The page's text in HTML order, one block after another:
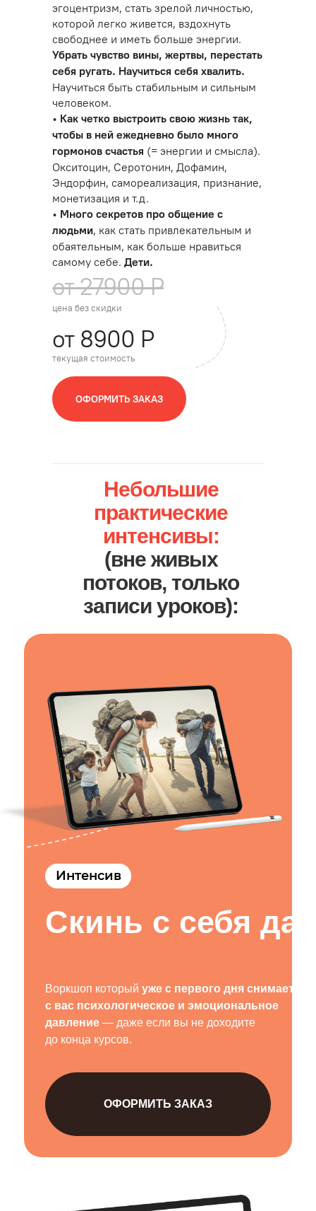
эгоцентризм, стать зрелой личностью,
которой легко живется, вздохнуть
свободнее и иметь больше энергии.
Убрать чувство вины, жертвы, перестать
себя ругать. Научиться себя хвалить.
Научиться быть стабильным и сильным
человеком.
• Как четко выстроить свою жизнь так,
чтобы в ней ежедневно было много
гормонов счастья (= энергии и смысла).
Окситоцин, Серотонин, Дофамин,
Эндорфин, самореализация, признание,
монетизация и т.д.
• Много секретов про общение с
людьми, как стать привлекательным и
обаятельным, как больше нравиться
самому себе. Дети.
ОФОРМИТЬ ЗАКАЗ
от 27900 Р
от 8900 Р
цена без скидки
текущая стоимость
Небольшие
практические
интенсивы:
(вне живых
потоков, только
записи уроков):
Скинь с себя
Воркшоп который уже с первого дня снимает
с вас психологическое и эмоциональное
давление — даже если вы не доходите
до конца курсов.
Интенсив
ОФОРМИТЬ ЗАКАЗ